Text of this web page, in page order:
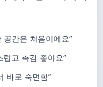
공간은 처음이에요”
럽고 촉감 좋아요”
바로 숙면함”